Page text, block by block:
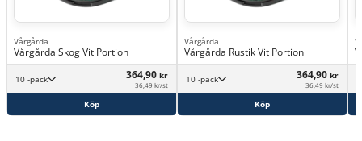
Vårgårda
Vårgårda Skog Vit Portion
10 -pack 364,90 kr
36,49 kr/st
Köp
Vårgårda
Vårgårda Rustik Vit Portion
10 -pack 364,90 kr
36,49 kr/st
Köp